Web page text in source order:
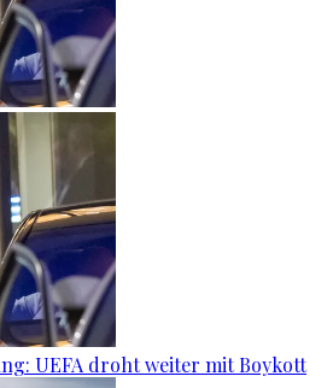
UEFA droht weiter mit Boykott